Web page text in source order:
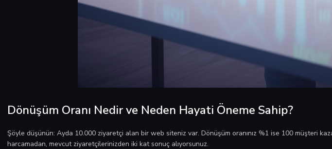
Dönüşüm Oranı Nedir ve Neden Hayati Öneme Sahip?
Şöyle düşünün: Ayda 10.000 ziyaretçi alan bir web siteniz var. Dönüşüm oranınız %1 ise 100 müşteri
harcamadan, mevcut ziyaretçilerinizden iki kat sonuç alıyorsunuz.